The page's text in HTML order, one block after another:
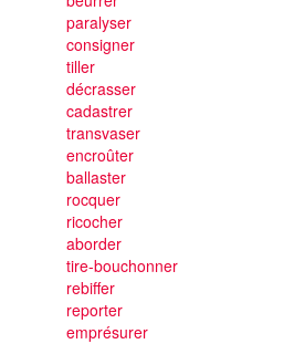
paralyser
consigner
tiller
décrasser
cadastrer
transvaser
encroûter
ballaster
rocquer
ricocher
aborder
tire-bouchonner
rebiffer
reporter
emprésurer